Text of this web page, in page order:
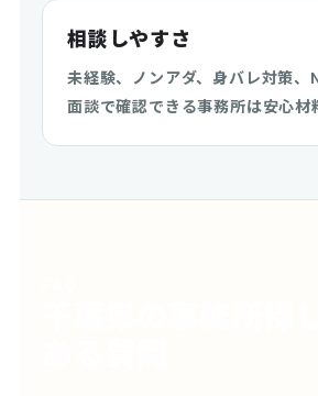
相談しやすさ
未経験、ノンアダ、身バレ対策、
面談で確認できる事務所は安心材